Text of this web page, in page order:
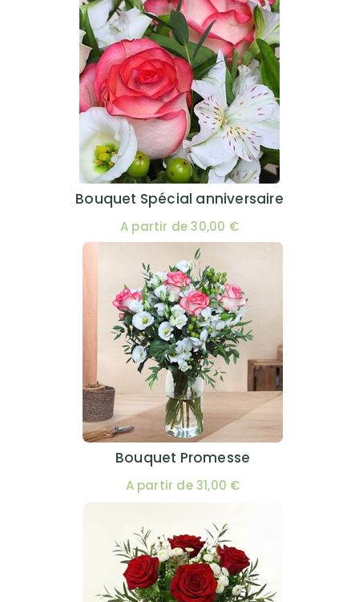
Bouquet Spécial anniversaire
A partir de 30,00 €
Bouquet Promesse
A partir de 31,00 €